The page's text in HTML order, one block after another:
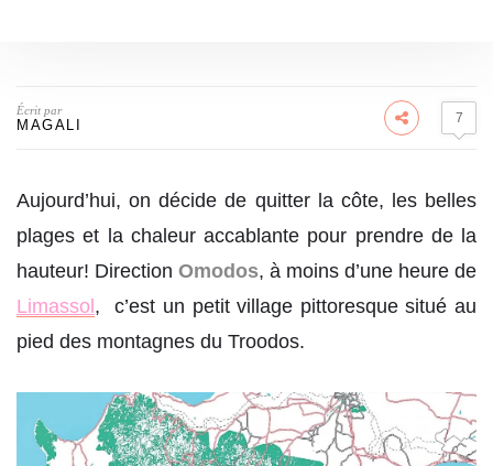
Écrit par
MAGALI 7
Aujourd’hui, on décide de quitter la côte, les belles
plages et la chaleur accablante pour prendre de la
hauteur! Direction Omodos, à moins d’une heure de
Limassol , c’est un petit village pittoresque situé au
pied des montagnes du Troodos.